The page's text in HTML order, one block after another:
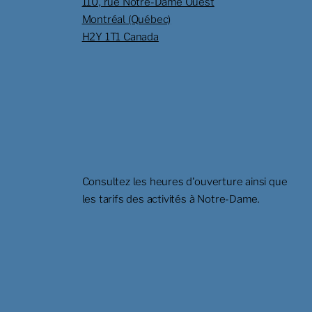
Montréal (Québec)
H2Y 1T1 Canada
Consultez les heures d'ouverture ainsi que
les tarifs des activités à Notre-Dame.